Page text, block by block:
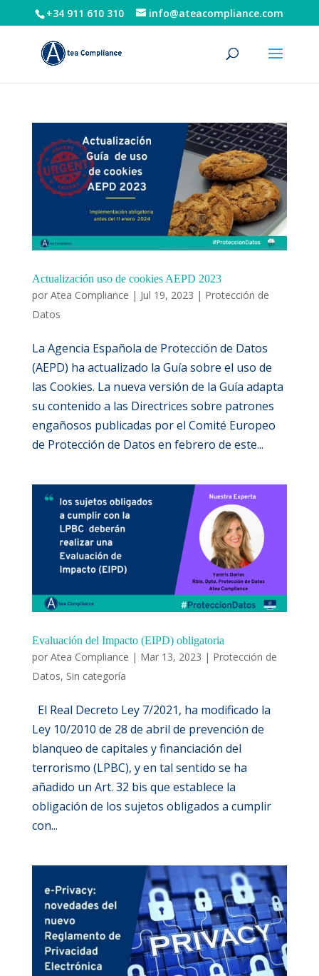
+34 911 610 310 info@ateacompliance.com
Actualización uso de cookies AEPD 2023
por Atea Compliance | Jul 19, 2023 | Protección de
Datos
La Agencia Española de Protección de Datos
(AEPD) ha actualizado la Guía sobre el uso de
las Cookies. La nueva versión de la Guía adapta
su contenido a las Directrices sobre patrones
engañosos publicadas por el Comité Europeo
de Protección de Datos en febrero de este...
Evaluación del Impacto (EIPD) obligatoria
por Atea Compliance | Mar 13, 2023 | Protección de
Datos, Sin categoría
El Real Decreto Ley 7/2021, ha modificado la
Ley 10/2010 de 28 de abril de prevención de
blanqueo de capitales y financiación del
terrorismo (LPBC), y en tal sentido se ha
añadido un Art. 32 bis que establece la
obligación de los sujetos obligados a cumplir
con...